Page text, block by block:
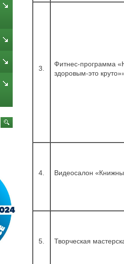
3.
Фитнес-программа
здоровым-это
4. Видеосалон
5. Творческая